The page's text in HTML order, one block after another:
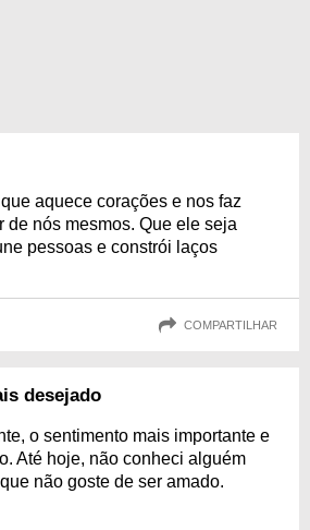
aquece corações e nos faz
de nós mesmos. Que ele seja
pessoas e constrói laços
COMPARTILHAR
desejado
o sentimento mais importante e
Até hoje, não conheci alguém
não goste de ser amado.